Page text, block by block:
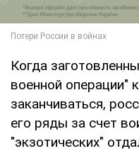
Когда
военной операции"
заканчиваться,
его ряды за счет
"экзотических"